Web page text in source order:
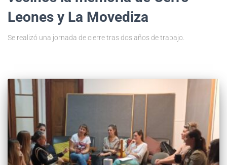
Leones y La Movediza
Se realizó una jornada de cierre tras dos años de trabajo.